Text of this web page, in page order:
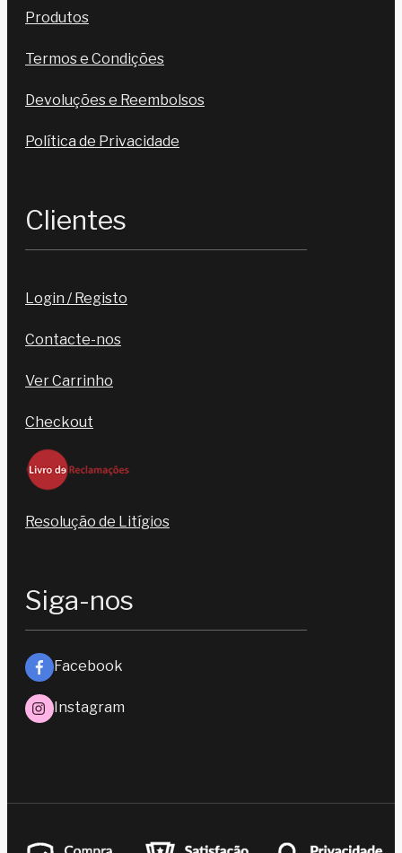
Produtos
Termos e Condições
Devoluções e Reembolsos
Política de Privacidade
Clientes
Login / Registo
Contacte-nos
Ver Carrinho
Checkout
Resolução de Litígios
Siga-nos
Facebook
Instagram